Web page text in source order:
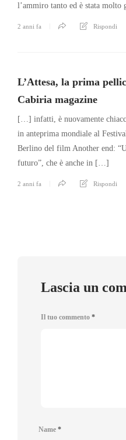
l’ammiro tanto ed è stata
2 anni fa Rispondi
L’Attesa, la prima
Cabiria magazine
[…] infatti, è nuovamente
in anteprima mondiale al
Berlino del film Another end:
futuro”, che è anche in […]
2 anni fa Rispondi
Lascia un
Il tuo commento *
Name *